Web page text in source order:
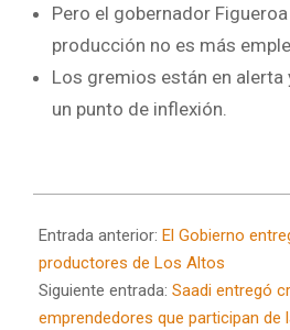
Pero el gobernador
producción no es más
Los gremios están en
un punto de inflexión.
07-
04
Entrada anterior: El Gobierno
productores de Los Altos
Siguiente entrada: Saadi entregó
emprendedores que participan de